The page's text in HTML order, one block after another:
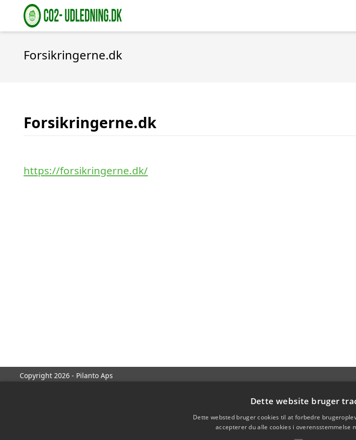
Forsikringerne.dk
Forsikringerne.dk
https://forsikringerne.dk/
Copyright 2026 - Pilanto Aps
Dette website bruger
Dette websted bruger cookies til at forbedre
accepterer du alle cookies i overensstemmelse